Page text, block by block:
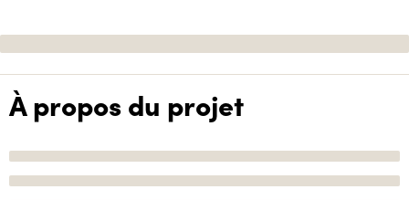
À propos du projet